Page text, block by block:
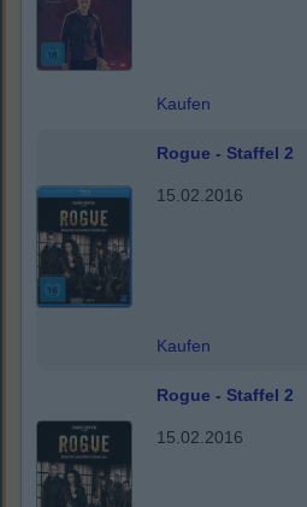
Kaufen
Rogue - Staffel 2
15.02.2016
Kaufen
Rogue - Staffel 2
15.02.2016